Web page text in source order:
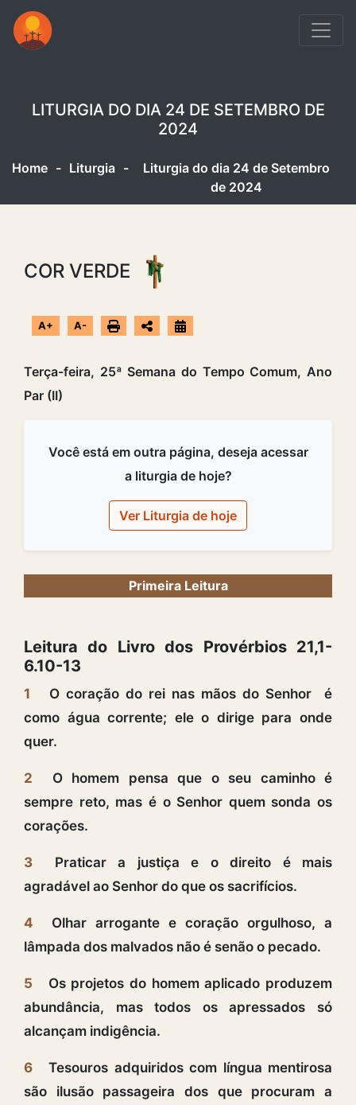
LITURGIA DO DIA 24 DE SETEMBRO DE
2024
Home - Liturgia -
Liturgia do dia 24 de Setembro
de 2024
COR VERDE
A+ A-
Terça-feira, 25ª Semana do Tempo Comum, Ano
Par (II)
Você está em outra página, deseja acessar
a liturgia de hoje?
Ver Liturgia de hoje
Primeira Leitura
Leitura do Livro dos Provérbios 21,1-
6.10-13
1
O coração do rei nas mãos do Senhor é
como água corrente; ele o dirige para onde
quer.
2
O homem pensa que o seu caminho é
sempre reto, mas é o Senhor quem sonda os
corações.
3
Praticar a justiça e o direito é mais
agradável ao Senhor do que os sacrifícios.
4
Olhar arrogante e coração orgulhoso, a
lâmpada dos malvados não é senão o pecado.
5
Os projetos do homem aplicado produzem
abundância, mas todos os apressados só
alcançam indigência.
6
Tesouros adquiridos com língua mentirosa
são ilusão passageira dos que procuram a